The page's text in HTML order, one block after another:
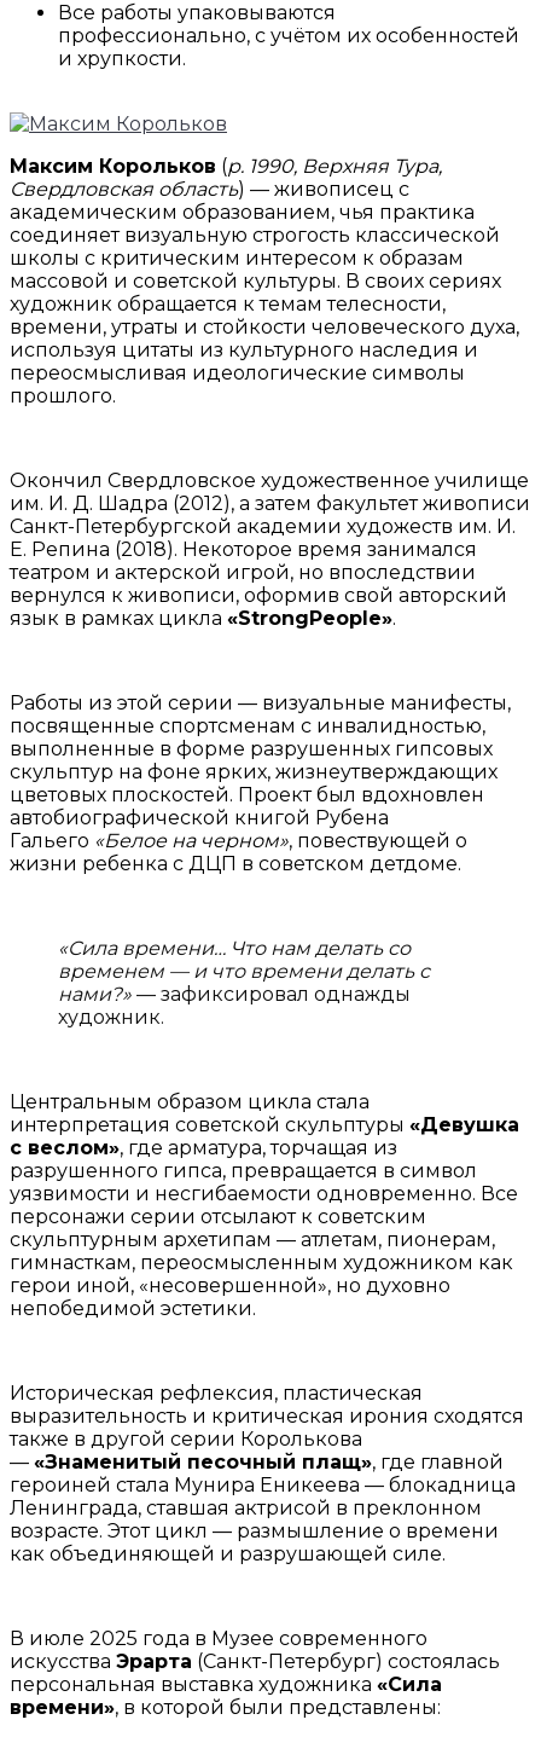
Все работы упаковываются
профессионально, с учётом их особенностей
и хрупкости.
Максим Корольков (р. 1990, Верхняя Тура,
Свердловская область) — живописец с
академическим образованием, чья практика
соединяет визуальную строгость классической
школы с критическим интересом к образам
массовой и советской культуры. В своих сериях
художник обращается к темам телесности,
времени, утраты и стойкости человеческого духа,
используя цитаты из культурного наследия и
переосмысливая идеологические символы
прошлого.
Окончил Свердловское художественное училище
им. И. Д. Шадра (2012), а затем факультет живописи
Санкт-Петербургской академии художеств им. И.
Е. Репина (2018). Некоторое время занимался
театром и актерской игрой, но впоследствии
вернулся к живописи, оформив свой авторский
язык в рамках цикла «StrongPeople».
Работы из этой серии — визуальные манифесты,
посвященные спортсменам с инвалидностью,
выполненные в форме разрушенных гипсовых
скульптур на фоне ярких, жизнеутверждающих
цветовых плоскостей. Проект был вдохновлен
автобиографической книгой Рубена
Гальего «Белое на черном», повествующей о
жизни ребенка с ДЦП в советском детдоме.
«Сила времени… Что нам делать со
временем — и что времени делать с
нами?» — зафиксировал однажды
художник.
Центральным образом цикла стала
интерпретация советской скульптуры «Девушка
с веслом», где арматура, торчащая из
разрушенного гипса, превращается в символ
уязвимости и несгибаемости одновременно. Все
персонажи серии отсылают к советским
скульптурным архетипам — атлетам, пионерам,
гимнасткам, переосмысленным художником как
герои иной, «несовершенной», но духовно
непобедимой эстетики.
Историческая рефлексия, пластическая
выразительность и критическая ирония сходятся
также в другой серии Королькова
— «Знаменитый песочный плащ», где главной
героиней стала Мунира Еникеева — блокадница
Ленинграда, ставшая актрисой в преклонном
возрасте. Этот цикл — размышление о времени
как объединяющей и разрушающей силе.
В июле 2025 года в Музее современного
искусства Эрарта (Санкт-Петербург) состоялась
персональная выставка художника «Сила
времени», в которой были представлены: